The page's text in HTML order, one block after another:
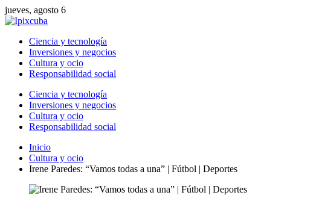
jueves, agosto 6
Ciencia y tecnología
Inversiones y negocios
Cultura y ocio
Responsabilidad social
Ciencia y tecnología
Inversiones y negocios
Cultura y ocio
Responsabilidad social
Inicio
Cultura y ocio
Irene Paredes: “Vamos todas a una” | Fútbol | Deportes